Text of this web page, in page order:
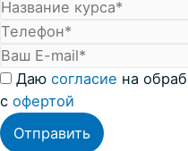
Даю согласие на
с офертой